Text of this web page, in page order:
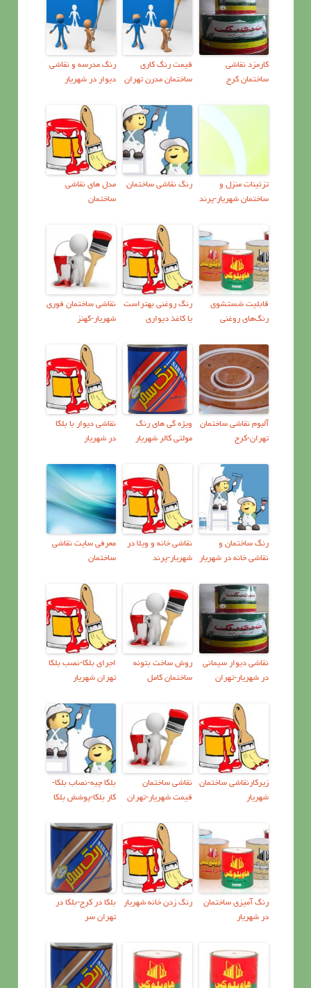
کارمزد نقاشی
ساختمان کرج
قیمت رنگ کاری
ساختمان مدرن تهران
رنگ مدرسه و نقاشی
دیوار در شهریار
تزئینات منزل و
ساختمان شهریار-پرند
رنگ نقاشی ساختمان
مدل های نقاشی
ساختمان
قابليت شستشوی
رنگ‌هاي روغنی
رنگ روغني بهتراست
يا كاغذ ديواري
نقاشي ساختمان فوري
شهریار-کهنز
آلبوم نقاشی ساختمان
تهران-کرج
ویژه گی های رنگ
مولتی کالر شهریار
نقاشی دیوار با بلکا
در شهریار
رنگ ساختمان و
نقاشی خانه در شهریار
نقاشي خانه و ویلا در
شهریار-پرند
معرفي سايت نقاشي
ساختمان
نقاشی دیوار سیمانی
در شهریار-تهران
روش ساخت بتونه
ساختمان کامل
اجرای بلکا-نصب بلکا
تهران شهریار
زیرکارنقاشی ساختمان
شهریار
نقاشی ساختمان
قیمت شهریار-تهران
بلکا چیه-نصاب بلکا-
کار بلکا-پوشش بلکا
رنگ آميزي ساختمان
در شهریار
رنگ زدن خانه شهریار
بلکا در کرج-بلکا در
تهران سر